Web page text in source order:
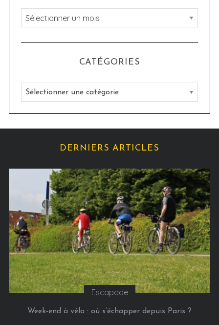
A
r
c
v
CATÉGORIES
C
a
t
é
r
s
DERNIERS ARTICLES
Escapade
Week-end à vélo : où s’échapper depuis Paris ?